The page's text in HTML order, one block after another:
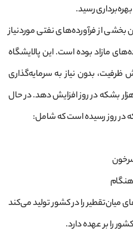
از فرآورده‌های نفتی موردنیاز
مازاد بوده است. این پالایشگاه
افزایش ظرفیت، بدون نیاز به سرمایه‌گذاری
توانست خوراک پالایشگاه را ۳۰ هزار بشکه در روز افزایش دهد. در حال
میان‌تقطیر را در کشور تولید می‌کند